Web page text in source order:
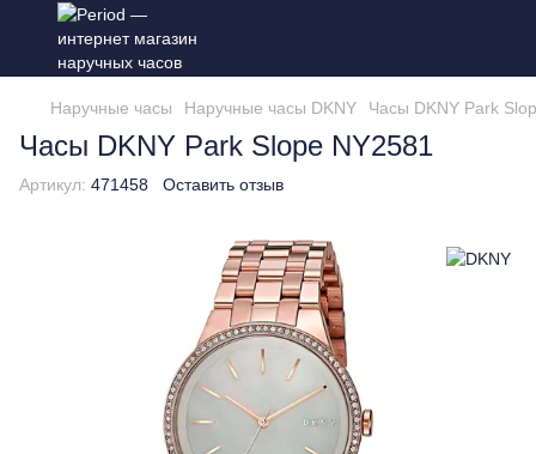
Наручные часы Наручные часы DKNY Часы DKNY Park
Часы DKNY Park Slope NY2581
Артикул: 471458 Оставить отзыв